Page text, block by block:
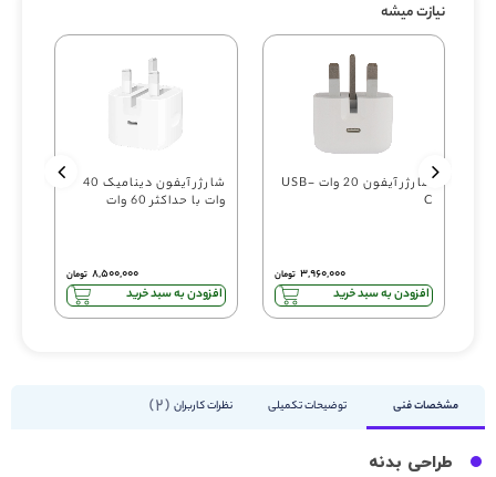
پردازنده گرافیکی Apple GPU
وات، شارژ سریع بی سیم 7.5 وات Qi
سنسورها : تشخیص چهره، شتاب سنج، ژیروسکوپ، حسگر
مجاورت، قطب نما، فشارسنج
نیازت میشه
شارژر آیفون 20 وات USB-
C
‎۳,۹۶۰,۰۰۰ تومان
افزودن به سبد خرید
شارژر آیفون دینامیک 40
وات با حداکثر 60 وات
‎۸,۵۰۰,۰۰۰ تومان
افزودن به سبد خرید
مشخصات فنی توضیحات تکمیلی نظرات کاربران 2
طراحی بدنه